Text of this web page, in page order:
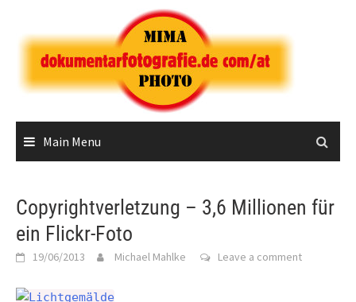
content
Main Menu
Copyrightverletzung – 3,6 Millionen für
ein Flickr-Foto
19/06/2013 Michael Mahlke Leave a comment